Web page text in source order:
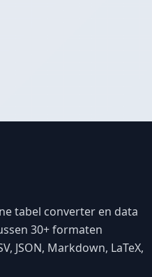
tabel converter en data
30+ formaten
JSON, Markdown, LaTeX,